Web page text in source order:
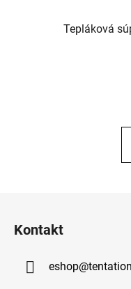
Tepláková
Kontakt
eshop@